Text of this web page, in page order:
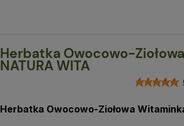
Herbatka Owocowo-
NATURA WITA
Herbatka Owocowo-Ziołowa